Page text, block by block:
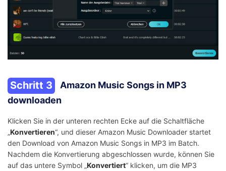
Schritt 3
Amazon Music Songs in MP3
downloaden
Klicken Sie in der unteren rechten Ecke auf die Schaltfläche
„Konvertieren“, und dieser Amazon Music Downloader startet
den Download von Amazon Music Songs in MP3 im Batch.
Nachdem die Konvertierung abgeschlossen wurde, können Sie
auf das untere Symbol „Konvertiert“ klicken, um die MP3